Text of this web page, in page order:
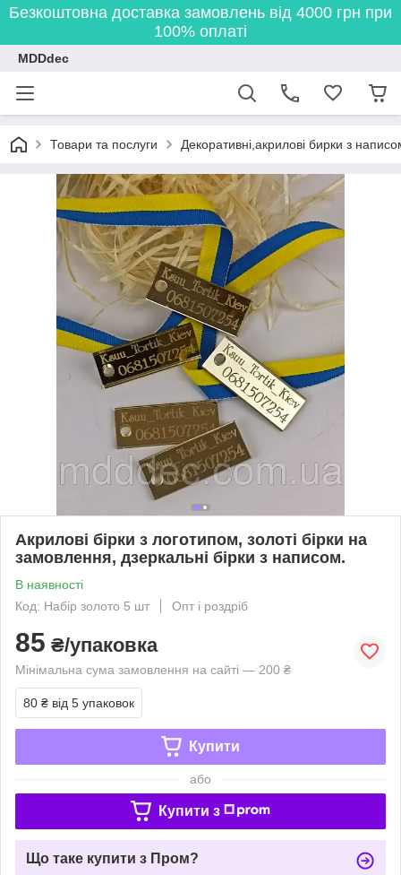
Безкоштовна доставка замовлень від 4000 грн при
100% оплаті
MDDdec
Товари та послуги Декоративні,акрилові бирки з
Акрилові бірки з логотипом, золоті бірки на
замовлення, дзеркальні бірки з написом.
В наявності
Код: Набір золото 5 шт
Опт і роздріб
85 ₴/упаковка
Мінімальна сума замовлення на сайті — 200 ₴
80 ₴ від 5 упаковок
Купити
або
Купити з
Що таке купити з Пром?